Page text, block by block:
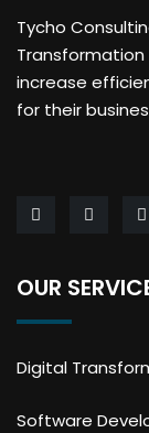
Tycho
increase
for their
OUR
Digital
Software